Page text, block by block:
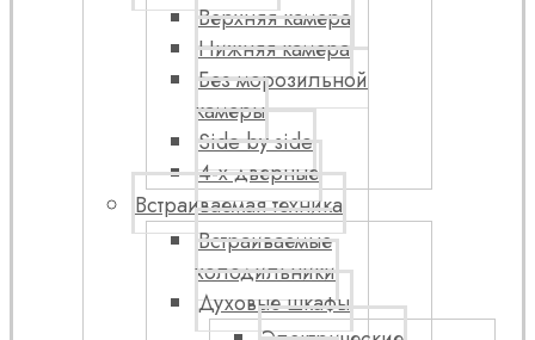
Верхняя камера
Нижняя камера
Без морозильной
камеры
Side by side
4-х дверные
Встраиваемая техника
Встраиваемые
холодильники
Духовые шкафы